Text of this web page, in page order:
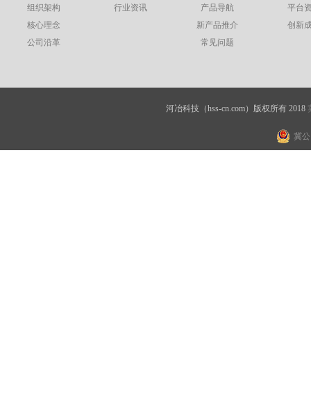
组织架构
核心理念
公司沿革
行业资讯
产品导航
新产品推介
常见问题
平台
创新
河冶科技（hss-cn.com）版权所有 2018
冀公